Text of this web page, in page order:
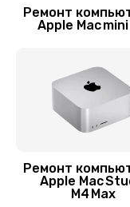
Замена
Ремонт
Apple Mac
Ремонт
Apple Mac
M4 Max